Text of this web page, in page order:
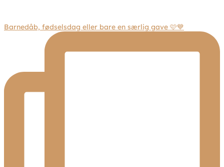
Barnedåb, fødselsdag eller bare en særlig gave 🩷💙